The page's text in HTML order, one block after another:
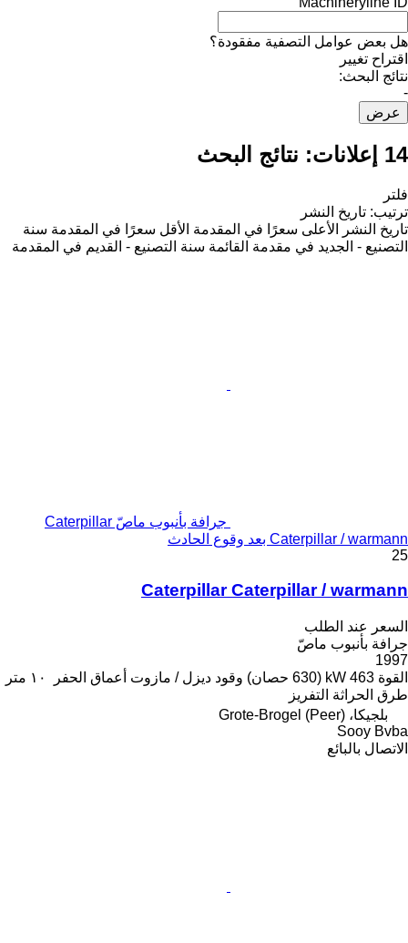
هل بعض عوامل التصفية مفقودة؟
اقتراح تغيير
نتائج البحث:
-
عرض
14 إعلانات: نتائج البحث
فلتر
ترتيب: تاريخ النشر
تاريخ النشر
الأعلى سعرًا في المقدمة الأقل سعرًا في المقدمة سنة
التصنيع - الجديد في مقدمة القائمة سنة التصنيع - القديم في المقدمة
جرافة بأنبوب ماصّ Caterpillar
Caterpillar / warmann بعد وقوع الحادث
25
Caterpillar Caterpillar / warmann
السعر عند الطلب
جرافة بأنبوب ماصّ
1997
القوة 463 kW (630 حصان) وقود ديزل / مازوت أعماق الحفر
١٠ متر
طرق الحراثة التفريز
بلجيكا، Grote-Brogel (Peer)
Sooy Bvba
الاتصال بالبائع